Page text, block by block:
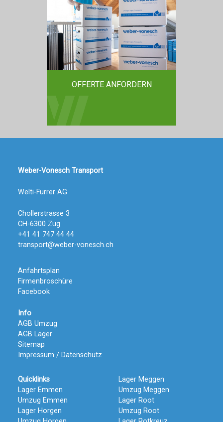
OFFERTE ANFORDERN
Weber-Vonesch Transport
Welti-Furrer AG
Chollerstrasse 3
CH-6300 Zug
+41 41 747 44 44
transport@weber-vonesch.ch
Anfahrtsplan
Firmenbroschüre
Facebook
Info
AGB Umzug
AGB Lager
Sitemap
Impressum / Datenschutz
Quicklinks
Lager Emmen
Umzug Emmen
Lager Horgen
Lager Meggen
Umzug Meggen
Lager Root
Umzug Root